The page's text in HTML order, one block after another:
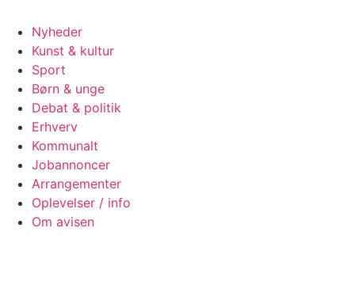
Nyheder
Kunst & kultur
Sport
Børn & unge
Debat & politik
Erhverv
Kommunalt
Jobannoncer
Arrangementer
Oplevelser / info
Om avisen